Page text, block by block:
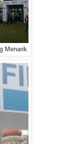
Menarik